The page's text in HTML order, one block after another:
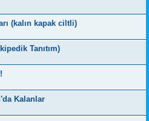
(kalın kapak ciltli)
Tanıtım)
Kalanlar